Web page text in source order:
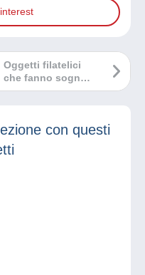
Oggetti filatelici
che fanno sognare
e che sono stati
con questi